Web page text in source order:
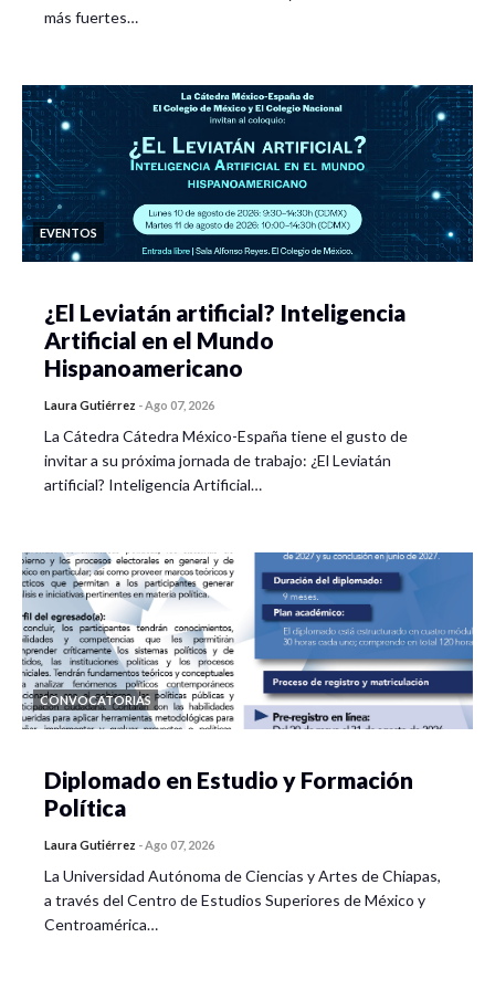
Censo 2020: Nuevos indicadores. ¿Nuevas
manifestaciones de desigualdad? Mtro. Sebastián
Alejandro Vargas Molina. UNAM.
Segregación socioespacial y modos de habitar al
margen periurbano. Dra. Claudia T. Gasca Moreno.
UG.
Las características de vivienda en San Juan de Abajo,
con base en el censo de población y vivienda 2020. Dr.
Aquiles Omar Ávila Quijas. UG.
Los censos y la investigación social. Las ciudades bajo
la mirada cuantitativa. Dr. José Luis Coronado
Ramírez. UG.
Zoom
https://us02web.zoom.us/j/86106553727?
pwd=UTdyUWgxRWNSbXRFOU1tMkFZWVpqUT09
Meeting ID: 861 0655 3727
Passcode: 250912
Programa miércoles 6 de octubre
9-11 hrs. Eje 3.-Dinámicas capital-trabajo y
expresiones territoriales
Moderadora: Dra. María Áurea Valerdi González
más fuertes…
EVENTOS
¿El Leviatán artificial? Inteligencia
Artificial en el Mundo
Hispanoamericano
Laura Gutiérrez -Ago 07, 2026
La Cátedra Cátedra México-España tiene el gusto de
invitar a su próxima jornada de trabajo: ¿El Leviatán
artificial? Inteligencia Artificial…
CONVOCATORIAS
Diplomado en Estudio y Formación
Política
Laura Gutiérrez -Ago 07, 2026
La Universidad Autónoma de Ciencias y Artes de Chiapas,
a través del Centro de Estudios Superiores de México y
Centroamérica…